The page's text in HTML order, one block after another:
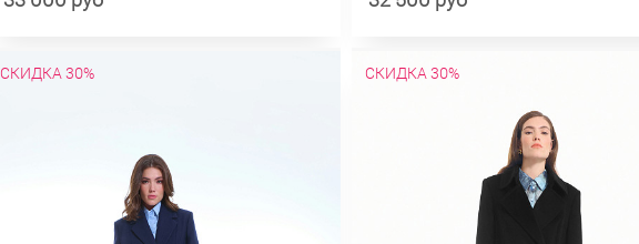
СКИДКА 30% СКИДКА 30%